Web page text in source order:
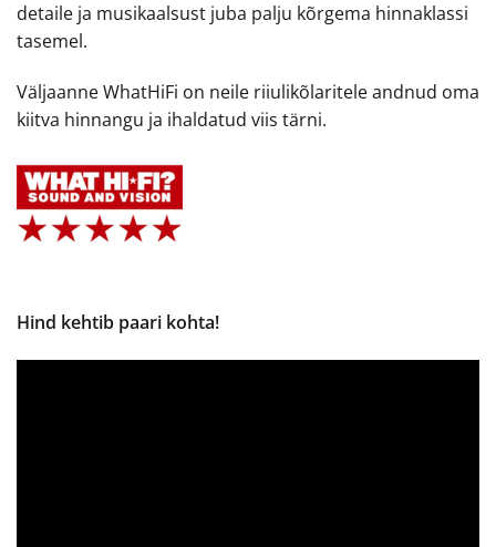
detaile ja musikaalsust juba palju kõrgema hinnaklassi
tasemel.
Väljaanne WhatHiFi on neile riiulikõlaritele andnud oma
kiitva hinnangu ja ihaldatud viis tärni.
Hind kehtib paari kohta!